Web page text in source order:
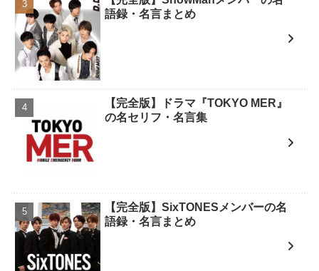
語録・名言まとめ
【完全版】ドラマ『TOKYO MER』
の名セリフ・名言集
【完全版】SixTONESメンバーの名
語録・名言まとめ